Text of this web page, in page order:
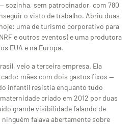
sozinha, sem patrocinador, com 780
o visto de trabalho. Abriu duas
uma de turismo corporativo para
e outros eventos) e uma produtora
EUA e na Europa.
veio a terceira empresa. Ela
mães com dois gastos fixos —
infantil resistia enquanto tudo
criado em 2012 por duas
grande visibilidade falando de
falava abertamente sobre